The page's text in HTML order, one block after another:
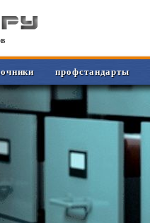
профстандарты